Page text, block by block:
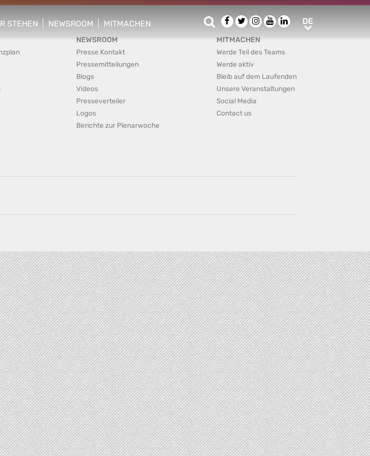
STEHEN
menu
NEWSROOM
show/hide sub menu
MITMACHEN
show/hide sub menu
SucheFacebook
TwitterInstagram
YoutubeLinkedIn
DEDE
NEWSROOM
Presse Kontakt
Pressemitteilungen
Blogs
Videos
Presseverteiler
Logos
Berichte zur Plenarwoche
MITMACHEN
Werde Teil des Teams
Werde aktiv
Bleib auf dem Laufenden
Unsere Veranstaltungen
Social Media
Contact us